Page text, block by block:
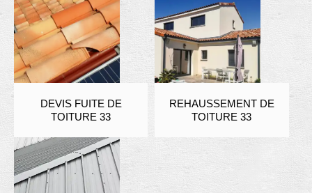
DEVIS FUITE DE
TOITURE 33
REHAUSSEMENT DE
TOITURE 33